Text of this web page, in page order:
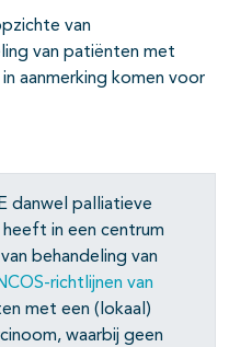
van
van patiënten met
aanmerking komen voor
danwel palliatieve
in een centrum
behandeling van
richtlijnen van
met een (lokaal)
waarbij geen